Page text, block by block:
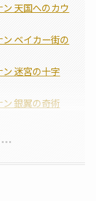
ン 天国へのカウ
ン ベイカー街の
ン 迷宮の十字
ン 銀翼の奇術